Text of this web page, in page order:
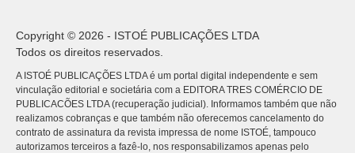
Copyright © 2026 - ISTOÉ PUBLICAÇÕES LTDA
Todos os direitos reservados.
A ISTOÉ PUBLICAÇÕES LTDA é um portal digital independente e sem
vinculação editorial e societária com a EDITORA TRES COMÉRCIO DE
PUBLICACÕES LTDA (recuperação judicial). Informamos também que não
realizamos cobranças e que também não oferecemos cancelamento do
contrato de assinatura da revista impressa de nome ISTOÉ, tampouco
autorizamos terceiros a fazê-lo, nos responsabilizamos apenas pelo